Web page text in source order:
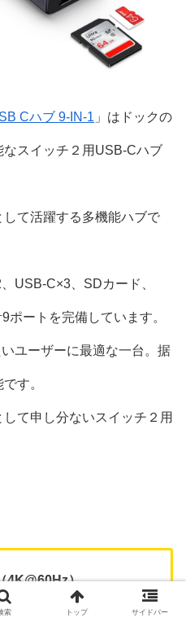
Cハブ 9-IN-1 」はドックの
スイッチ２用USB-Cハブ
て活躍する多機能ハブで
USB-C×3、SDカード、
ポートを完備しています。
ユーザーに最適な一台。据
す。
て申し分ないスイッチ２用
4K@60Hz）
最大100W）
索 トップ サイドバー